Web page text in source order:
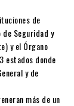
de
Seguridad y
y el Órgano
estados donde
y de
más de un